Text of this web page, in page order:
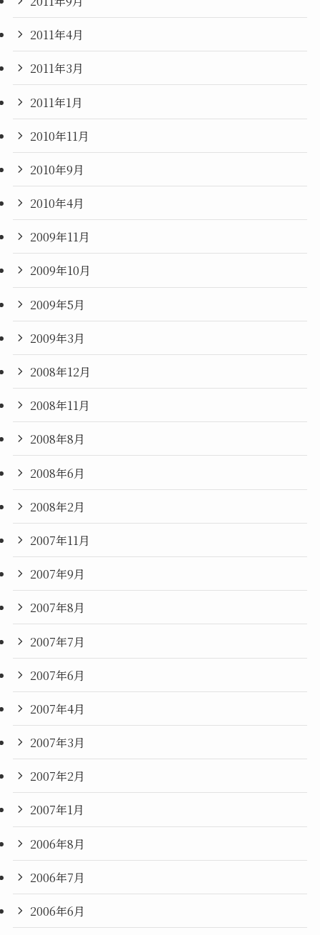
2011年4月
2011年3月
2011年1月
2010年11月
2010年9月
2010年4月
2009年11月
2009年10月
2009年5月
2009年3月
2008年12月
2008年11月
2008年8月
2008年6月
2008年2月
2007年11月
2007年9月
2007年8月
2007年7月
2007年6月
2007年4月
2007年3月
2007年2月
2007年1月
2006年8月
2006年7月
2006年6月